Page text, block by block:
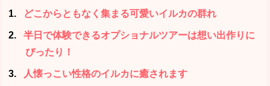
1 どこからともなく集まる可愛いイルカの群れ
2
半日で体験できるオプショナルツアーは想い出作りに
ぴったり！
3 人懐っこい性格のイルカに癒されます